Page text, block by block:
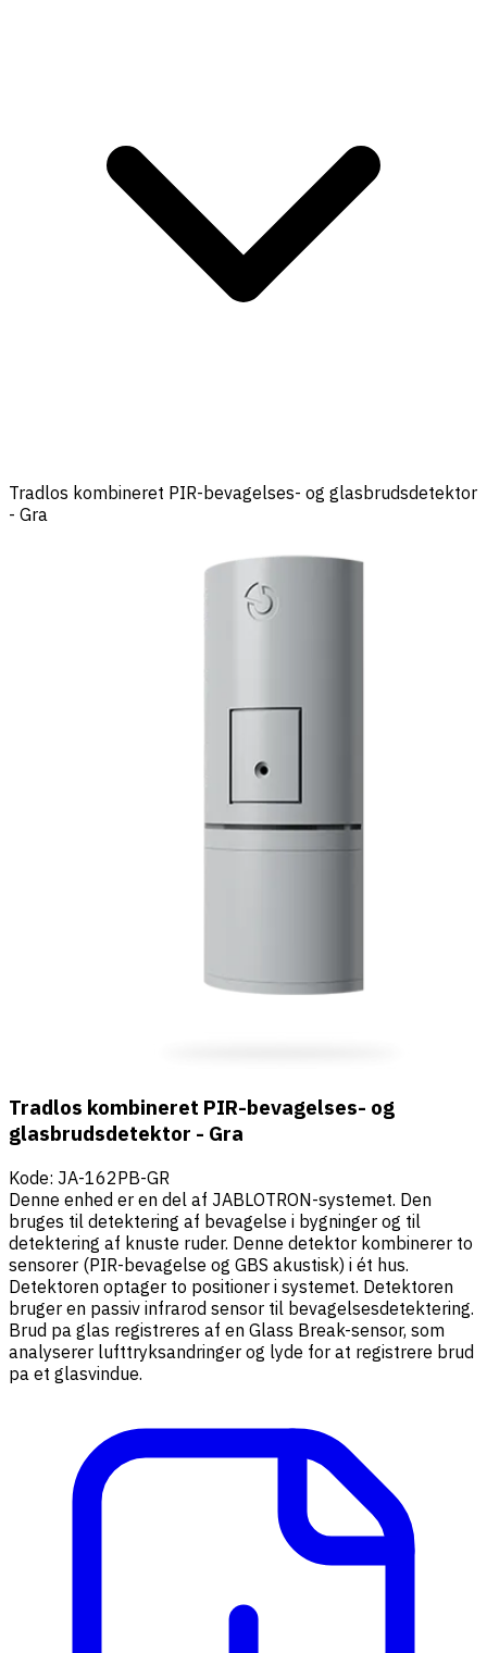
Tradlos kombineret PIR-bevagelses- og glasbrudsdetektor
- Gra
Tradlos kombineret PIR-bevagelses- og
glasbrudsdetektor - Gra
Kode: JA-162PB-GR
Denne enhed er en del af JABLOTRON-systemet. Den
bruges til detektering af bevagelse i bygninger og til
detektering af knuste ruder. Denne detektor kombinerer to
sensorer (PIR-bevagelse og GBS akustisk) i ét hus.
Detektoren optager to positioner i systemet. Detektoren
bruger en passiv infrarod sensor til bevagelsesdetektering.
Brud pa glas registreres af en Glass Break-sensor, som
analyserer lufttryksandringer og lyde for at registrere brud
pa et glasvindue.